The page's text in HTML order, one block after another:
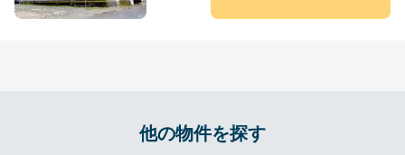
他の物件を探す